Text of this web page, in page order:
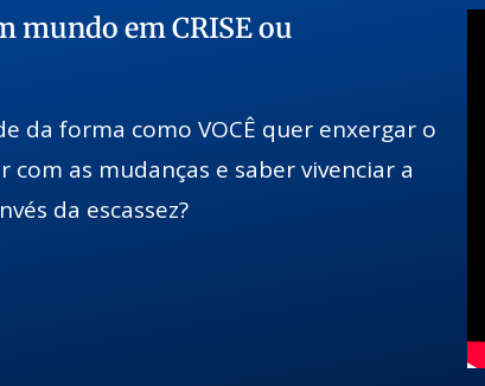
mundo em CRISE ou
da forma como VOCÊ quer enxergar o
com as mudanças e saber vivenciar a
da escassez?